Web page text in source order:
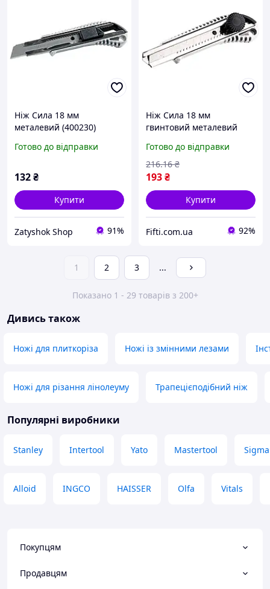
Ніж Сила 18 мм
металевий (400230)
Готово до відправки
132₴
Купити
Zatyshok Shop 91%
Ніж Сила 18 мм
гвинтовий металевий
Готово до відправки
193₴
216.16 ₴
Купити
Fifti.com.ua 92%
1 2 3 ...
Показано 1 - 29 товарів з 200+
Дивись також
Ножі для плиткоріза Ножі із змінними лезами
Ножі для різання лінолеуму Трапецієподібний ніж
Популярні виробники
Stanley Intertool Yato Mastertool Sigma
Alloid INGCO HAISSER Olfa Vitals
Покупцям
Продавцям